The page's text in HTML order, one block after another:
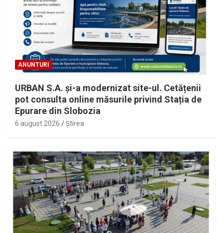
ANUNTURI
URBAN S.A. și-a modernizat site-ul. Cetățenii
pot consulta online măsurile privind Stația de
Epurare din Slobozia
6 august 2026 Ştirea